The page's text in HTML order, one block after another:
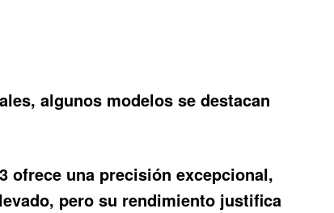
algunos modelos se destacan
ofrece una precisión excepcional,
pero su rendimiento justifica